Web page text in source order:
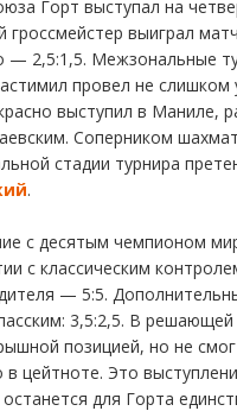
Горт выступал на
гроссмейстер выиграл
— 2,5:1,5. Межзональные
провел не слишком
выступил в Маниле,
Соперником
стадии турнира
.
с десятым чемпионом
с классическим
— 5:5.
3,5:2,5. В
позицией, но не
цейтноте. Это
для Горта